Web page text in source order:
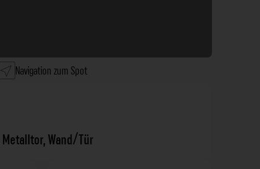
Navigation zum Spot
Metalltor,Wand/Tür